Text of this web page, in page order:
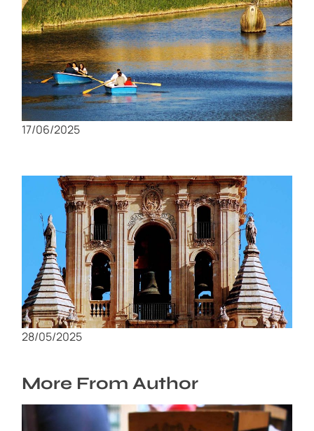
El río Segura: Un recorrido pintoresco por
Murcia
17/06/2025
Visita la Catedral de Murcia: Historia,
Arquitectura y Consejos
28/05/2025
More From Author